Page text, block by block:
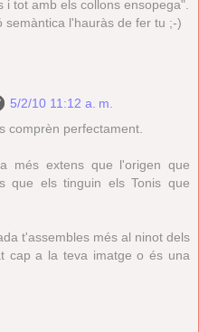
tot amb els collons ensopega".
semàntica l'hauràs de fer tu ;-)
5/2/10 11:12 a. m.
comprèn perfectament.
més extens que l'origen que
que els tinguin els Tonis que
t'assembles més al ninot dels
cap a la teva imatge o és una